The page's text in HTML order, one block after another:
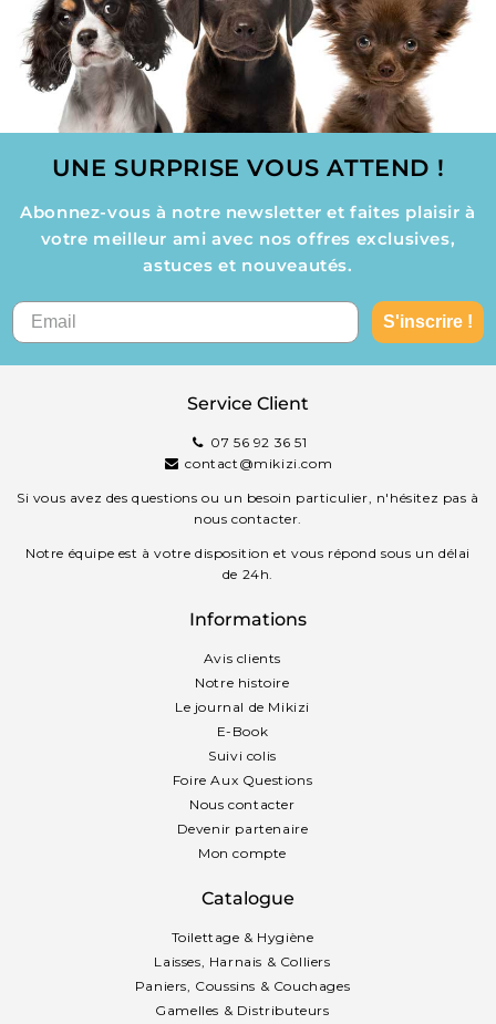
UNE SURPRISE VOUS ATTEND !
Abonnez-vous à notre newsletter et faites plaisir à
votre meilleur ami avec nos offres exclusives,
astuces et nouveautés.
S'inscrire !
Service Client
07 56 92 36 51
contact@mikizi.com
Si vous avez des questions ou un besoin particulier, n'hésitez pas à
nous contacter.
Notre équipe est à votre disposition et vous répond sous un délai
de 24h.
Informations
Avis clients
Notre histoire
Le journal de Mikizi
E-Book
Suivi colis
Foire Aux Questions
Nous contacter
Devenir partenaire
Mon compte
Catalogue
Toilettage & Hygiène
Laisses, Harnais & Colliers
Paniers, Coussins & Couchages
Gamelles & Distributeurs